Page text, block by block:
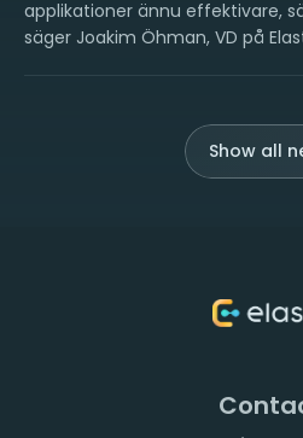
applikationer ännu effektivare,
säger Joakim Öhman, VD på
Show all